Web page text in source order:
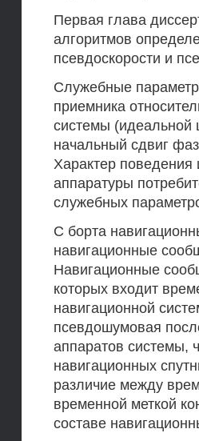
Первая глава
алгоритмов
псевдоскорости и
Служебные
приемника
системы (идеальной
начальный сдвиг
Характер поведения
аппаратуры
служебных
С борта
навигационные
Навигационные
которых входит
навигационной
псевдошумовая
аппаратов системы,
навигационных
различие между
временной меткой
составе